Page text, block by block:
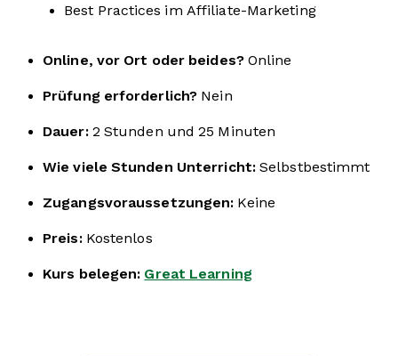
Best Practices im Affiliate-Marketing
Online, vor Ort oder beides?Online
Prüfung erforderlich? Nein
Dauer:2 Stunden und 25 Minuten
Wie viele Stunden Unterricht:Selbstbestimmt
Zugangsvoraussetzungen: Keine
Preis:Kostenlos
Kurs belegen: Great Learning